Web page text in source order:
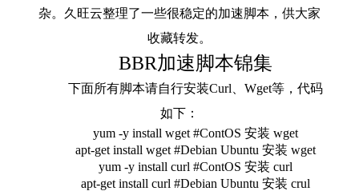
杂。久旺云整理了一些很稳定的加速脚本，供大家
收藏转发。
BBR加速脚本锦集
下面所有脚本请自行安装Curl、Wget等，代码
如下：
yum-y install wget#ContOS 安装 wget
apt-get install wget#Debian Ubuntu 安装 wget
yum-y install curl#ContOS 安装 curl
apt-get install curl#Debian Ubuntu 安装 crul